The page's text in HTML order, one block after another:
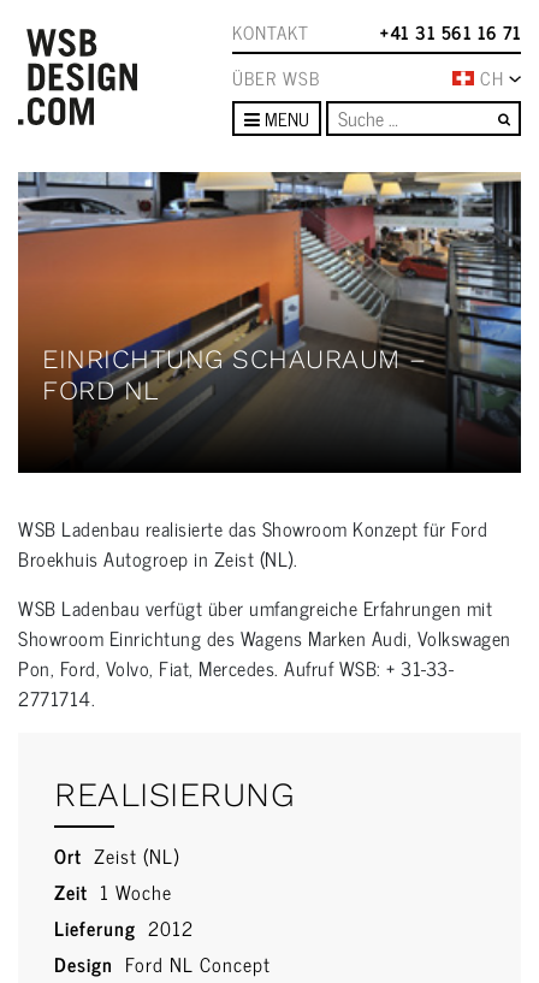
KONTAKT
+41 31 561 16 71
ÜBER WSB
CH
MENU
EINRICHTUNG SCHAURAUM –
FORD NL
WSB Ladenbau realisierte das Showroom Konzept für Ford
Broekhuis Autogroep in Zeist (NL).
WSB Ladenbau verfügt über umfangreiche Erfahrungen mit
Showroom Einrichtung des Wagens Marken Audi, Volkswagen
Pon, Ford, Volvo, Fiat, Mercedes. Aufruf WSB: + 31-33-
2771714.
REALISIERUNG
Ort Zeist (NL)
Zeit 1 Woche
Lieferung 2012
Design Ford NL Concept